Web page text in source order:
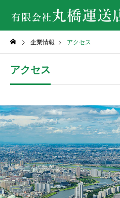
企業情報 アクセス
アクセス